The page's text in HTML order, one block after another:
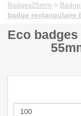
v
e
l
Badges25mm >
badge rectangulaire
Eco